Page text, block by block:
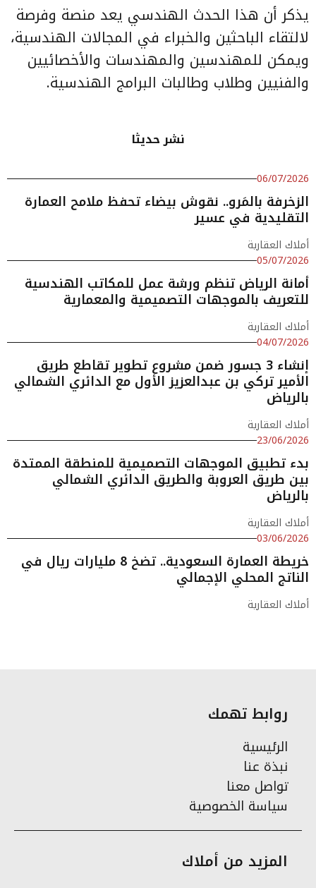
يذكر أن هذا الحدث الهندسي يعد منصة وفرصة
لالتقاء الباحثين والخبراء في المجالات الهندسية،
ويمكن للمهندسين والمهندسات والأخصائيين
والفنيين وطلاب وطالبات البرامج الهندسية.
نشر حديثا
06/07/2026
الزخرفة بالمَرو.. نقوش بيضاء تحفظ ملامح العمارة
التقليدية في عسير
أملاك العقارية
05/07/2026
أمانة الرياض تنظم ورشة عمل للمكاتب الهندسية
للتعريف بالموجهات التصميمية والمعمارية
أملاك العقارية
04/07/2026
إنشاء 3 جسور ضمن مشروع تطوير تقاطع طريق
الأمير تركي بن عبدالعزيز الأول مع الدائري الشمالي
بالرياض
أملاك العقارية
23/06/2026
بدء تطبيق الموجهات التصميمية للمنطقة الممتدة
بين طريق العروبة والطريق الدائري الشمالي
بالرياض
أملاك العقارية
03/06/2026
خريطة العمارة السعودية.. تضخ 8 مليارات ريال في
الناتج المحلي الإجمالي
أملاك العقارية
روابط تهمك
الرئيسية
نبذة عنا
تواصل معنا
سياسة الخصوصية
المزيد من أملاك